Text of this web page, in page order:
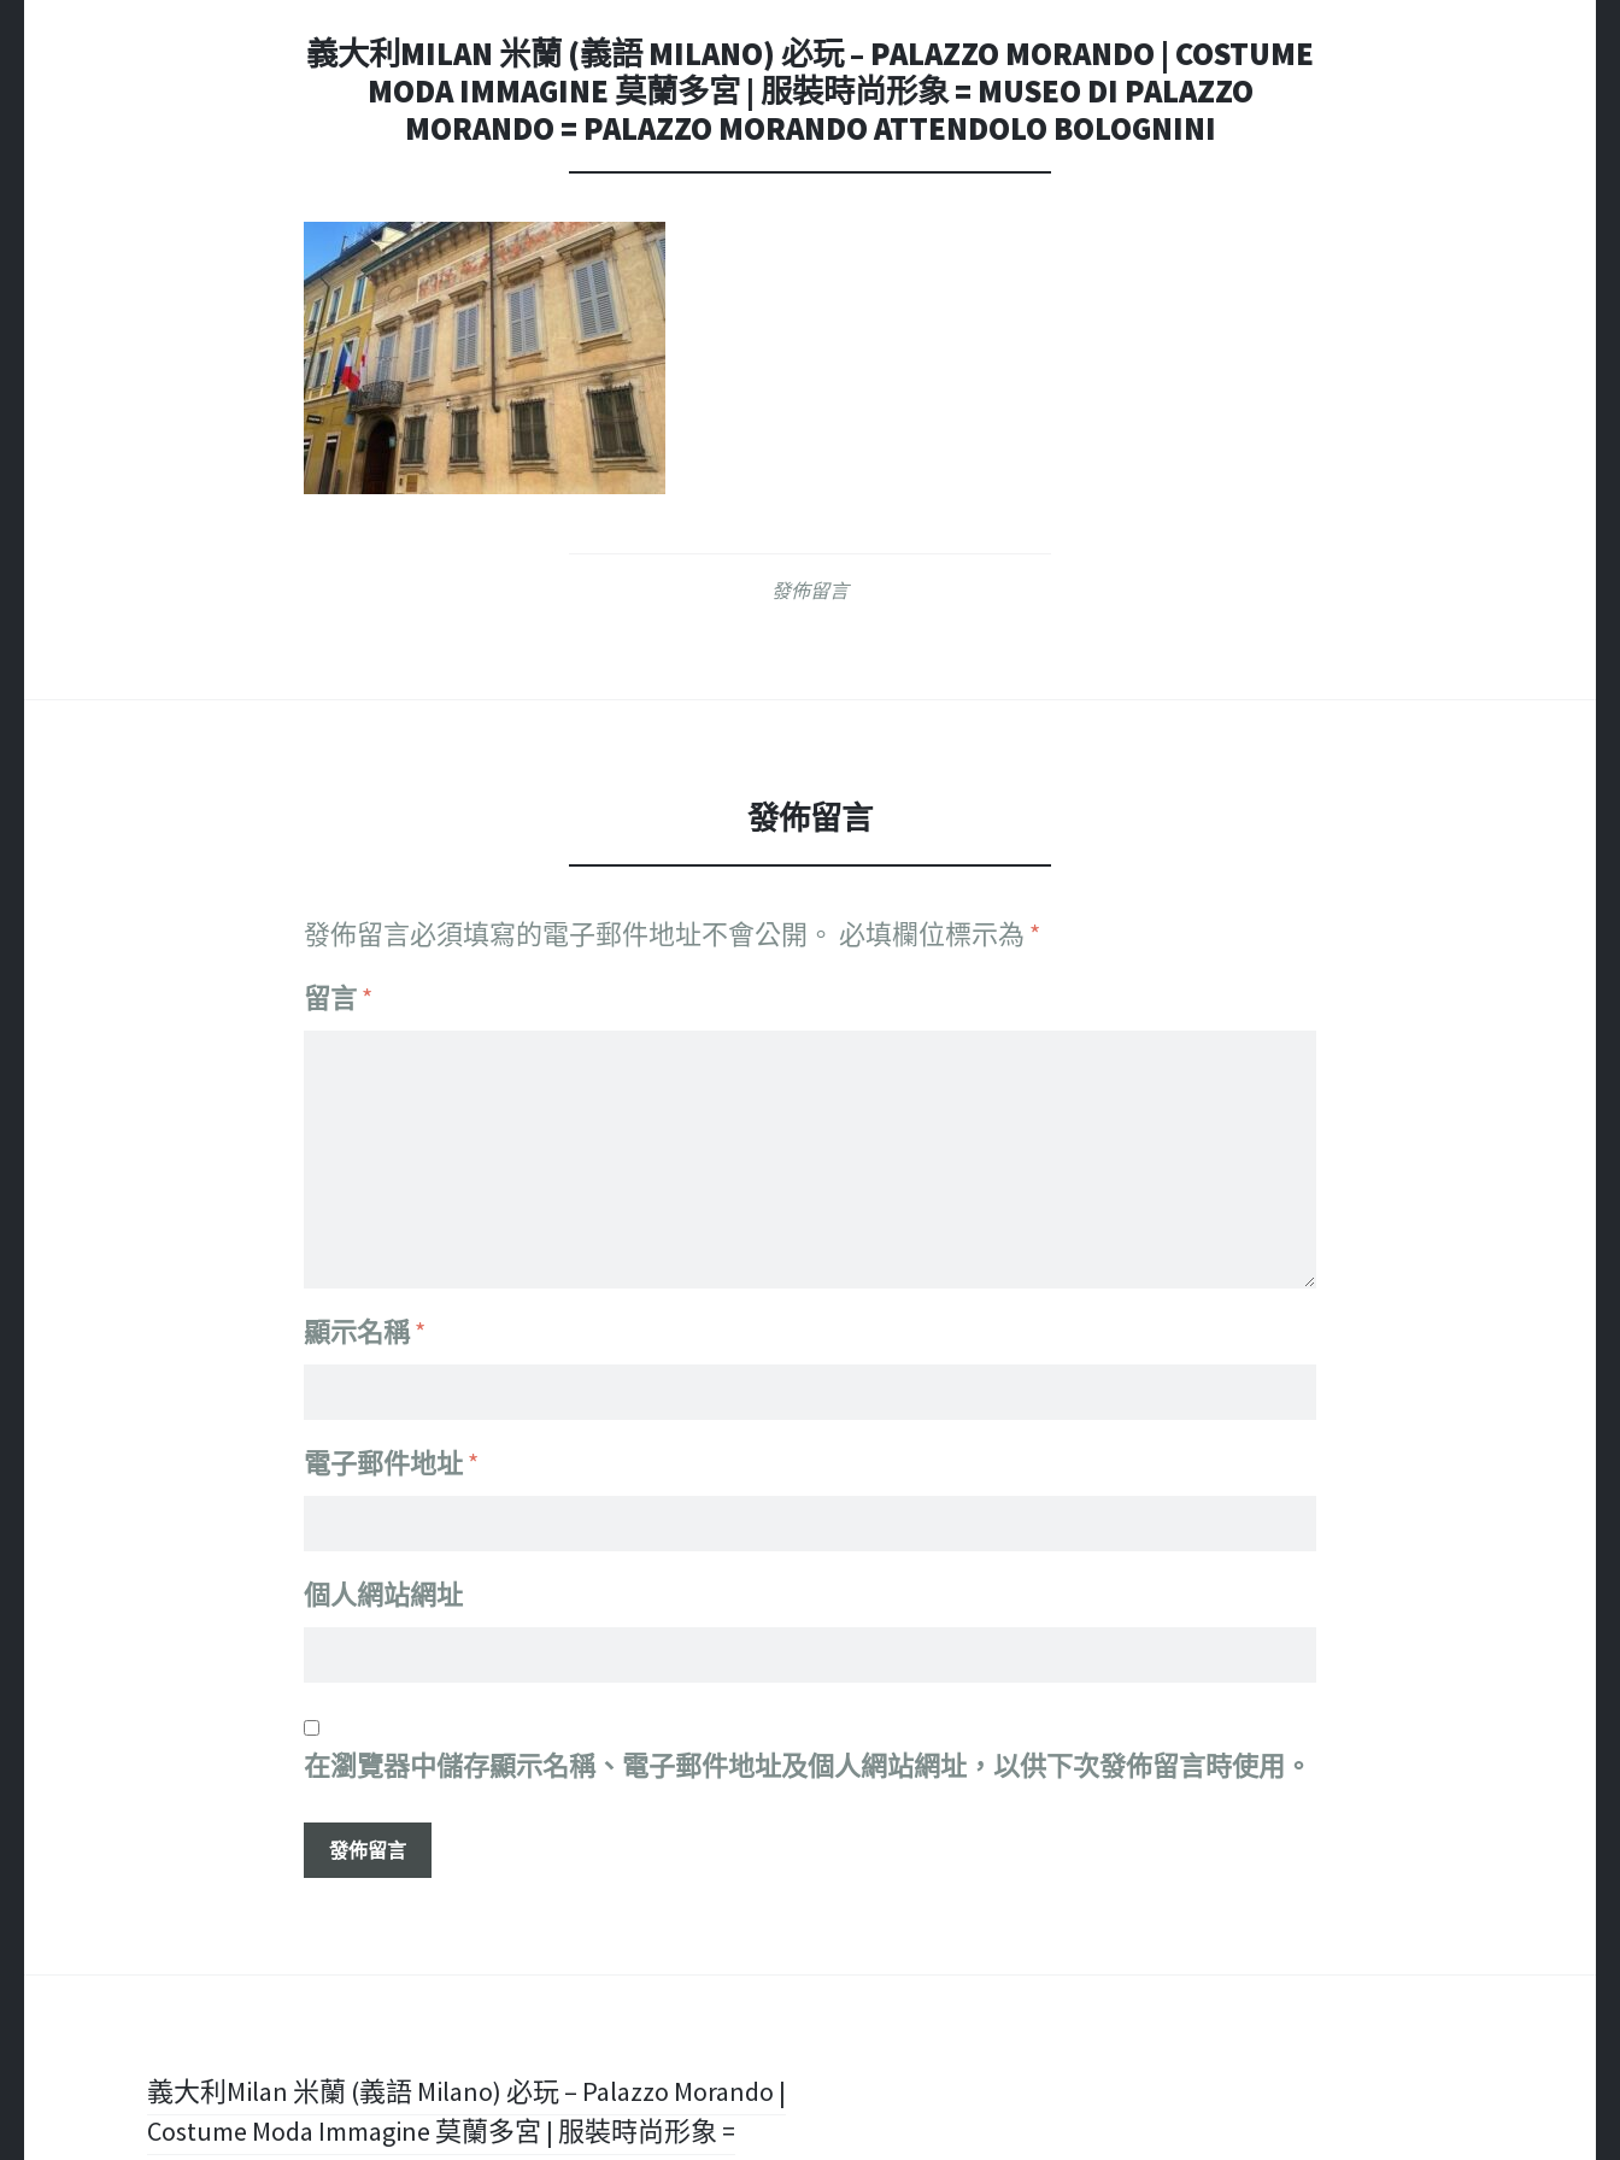
容
義大利MILAN 米蘭 (義語 MILANO) 必玩 – PALAZZO MORANDO | COSTUME
MODA IMMAGINE 莫蘭多宮 | 服裝時尚形象 = MUSEO DI PALAZZO
MORANDO = PALAZZO MORANDO ATTENDOLO BOLOGNINI
發佈留言
發佈留言
發佈留言必須填寫的電子郵件地址不會公開。 必填欄位標示為 *
留言*
顯示名稱*
電子郵件地址*
個人網站網址
在瀏覽器中儲存顯示名稱、電子郵件地址及個人網站網址，以供下次發佈留言時使用。
義大利Milan 米蘭 (義語 Milano) 必玩 – Palazzo Morando |
Costume Moda Immagine 莫蘭多宮 | 服裝時尚形象 =